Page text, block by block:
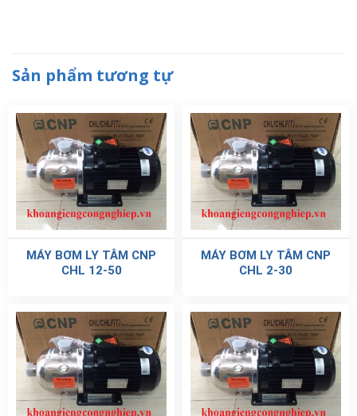
Sản phẩm tương tự
MÁY BƠM LY TÂM CNP
CHL 12-50
MÁY BƠM LY TÂM CNP
CHL 2-30